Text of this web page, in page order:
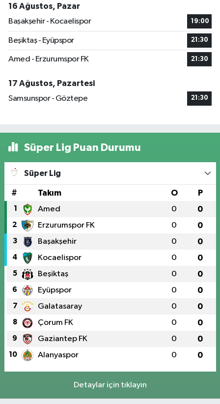
16 Ağustos, Pazar
Başakşehir - Kocaelispor
19:00
Beşiktaş - Eyüpspor 21:30
Amed - Erzurumspor FK 21:30
17 Ağustos, Pazartesi
Samsunspor - Göztepe
21:30
Süper Lig Puan Durumu
Süper Lig
# Takım O P
1 Amed 0 0
2 Erzurumspor FK 0 0
3 Başakşehir 0 0
4 Kocaelispor 0 0
5 Beşiktaş 0 0
6 Eyüpspor 0 0
7 Galatasaray 0 0
8 Çorum FK 0 0
9 Gaziantep FK 0 0
10 Alanyaspor 0 0
Detaylar için tıklayın